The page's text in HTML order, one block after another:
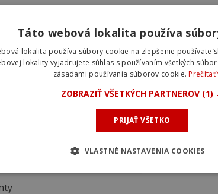
87
0
Banco BPM 81
Táto webová lokalita používa
lokalita používa súbory cookie na zlepšenie
lokality vyjadrujete súhlas s používaním všetkých
zásadami používania súborov cookie.Prečítať
ZOBRAZIŤ VŠETKÝCH PARTNEROV (1)
PRIJAŤ VŠETKO
VLASTNÉ NASTAVENIA COOKIES